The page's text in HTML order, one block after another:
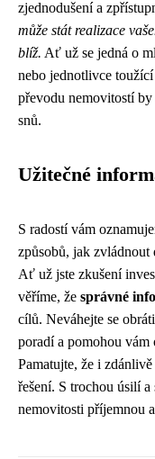
zjednodušení a
může stát realizace
blíž. Ať už se jedná o
nebo jednotlivce
převodu nemovitostí by
snů.
Užitečné
S radostí vám
způsobů, jak zvládnout
Ať už jste zkušení
věříme, že správné
cílů. Neváhejte se
poradí a pomohou
Pamatujte, že i
řešení. S trochou úsilí
nemovitosti příjemnou